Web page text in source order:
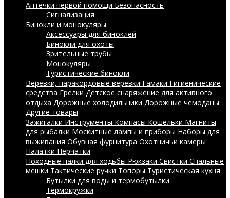
Аптечки первой помощи Безопасность
Сигнализация
Бинокли и монокуляры
Аксессуары для биноклей
Бинокли для охоты
Зрительные трубы
Монокуляры
Туристические бинокли
Веревки, паракордовые веревки Гамаки Гигиенические
средства Грелки Детское снаряжение для активного
отдыха Дорожные холодильники Дорожные чемоданы
Другие товары
Зажигалки Инструменты Компасы Кошельки Магниты
для рыбалки Москитные лампы и приборы Наборы для
выживания Обувная фурнитура Охотничьи камеры
Палатки Перчатки
Походные палки для ходьбы Рюкзаки Свистки Спальные
мешки Тактические ручки Топоры Туристическая кухня
Бутылки для воды и термобутылки
Термокружки